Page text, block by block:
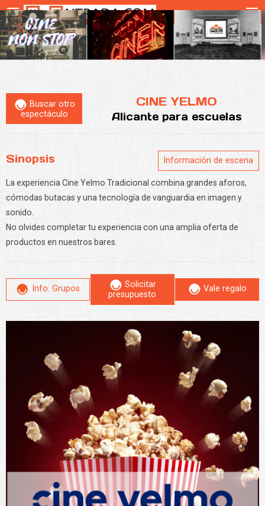
Buscar otro
espectáculo
CINE YELMO
Alicante para escuelas
Sinopsis Información de escena
Leer más
La experiencia Cine Yelmo Tradicional combina grandes aforos,
cómodas butacas y una tecnología de vanguardia en imagen y
sonido.
No olvides completar tu experiencia con una amplia oferta de
productos en nuestros bares.
Info. Grupos
Solicitar
presupuesto
Vale regalo